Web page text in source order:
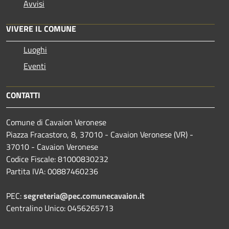
Avvisi
VIVERE IL COMUNE
Luoghi
Eventi
CONTATTI
Comune di Cavaion Veronese
Piazza Fracastoro, 8, 37010 - Cavaion Veronese (VR) -
37010 - Cavaion Veronese
Codice Fiscale: 81000830232
Partita IVA: 00887460236
PEC:segreteria@pec.comunecavaion.it
Centralino Unico: 0456265713